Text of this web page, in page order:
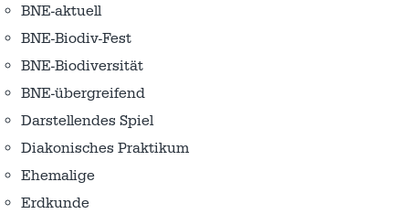
BNE-aktuell
BNE-Biodiv-Fest
BNE-Biodiversität
BNE-übergreifend
Darstellendes Spiel
Diakonisches Praktikum
Ehemalige
Erdkunde